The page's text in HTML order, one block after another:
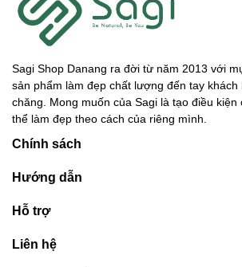
Sagi Shop Danang ra đời từ năm 2013 với
sản phẩm làm đẹp chất lượng đến tay
chăng. Mong muốn của Sagi là tạo điều kiện
thể làm đẹp theo cách của riêng mình.
Chính sách
Hướng dẫn
Hỗ trợ
Liên hệ